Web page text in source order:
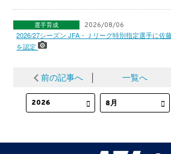
選手育成 2026/08/06
2026/27シーズン JFA・Ｊリーグ特別指定選手に佐
を認定
前の記事へ 一覧へ